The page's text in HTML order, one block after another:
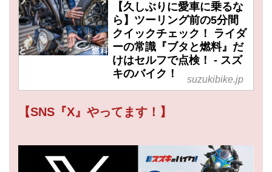
【久しぶりに愛車に乗るな
ら】ツーリング前の5分間
クイックチェック！ ライダ
ーの常識『ブタと燃料』だ
けはセルフで点検！ - スズ
キのバイク！
suzukibike.jp
【SNS『X』やってます！】